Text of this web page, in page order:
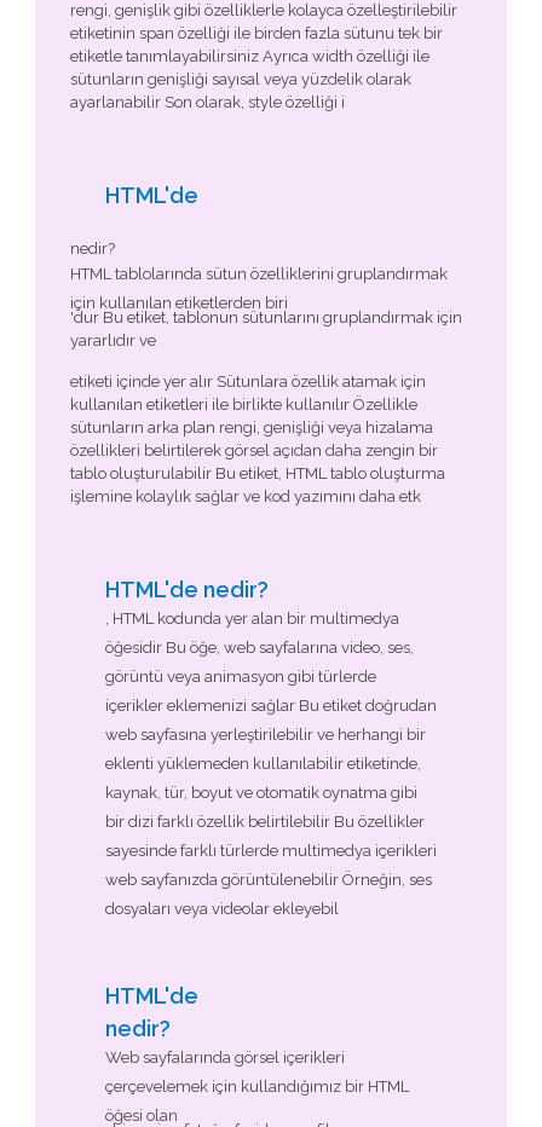
rengi, genişlik gibi özelliklerle kolayca özelleştirilebilir
etiketinin span özelliği ile birden fazla sütunu tek bir
etiketle tanımlayabilirsiniz Ayrıca width özelliği ile
sütunların genişliği sayısal veya yüzdelik olarak
ayarlanabilir Son olarak, style özelliği i
HTML'de
nedir?
HTML tablolarında sütun özelliklerini gruplandırmak
için kullanılan etiketlerden biri
'dur Bu etiket, tablonun sütunlarını gruplandırmak için
yararlıdır ve
etiketi içinde yer alır Sütunlara özellik atamak için
kullanılan etiketleri ile birlikte kullanılır Özellikle
sütunların arka plan rengi, genişliği veya hizalama
özellikleri belirtilerek görsel açıdan daha zengin bir
tablo oluşturulabilir Bu etiket, HTML tablo oluşturma
işlemine kolaylık sağlar ve kod yazımını daha etk
HTML'de nedir?
, HTML kodunda yer alan bir multimedya
öğesidir Bu öğe, web sayfalarına video, ses,
görüntü veya animasyon gibi türlerde
içerikler eklemenizi sağlar Bu etiket doğrudan
web sayfasına yerleştirilebilir ve herhangi bir
eklenti yüklemeden kullanılabilir etiketinde,
kaynak, tür, boyut ve otomatik oynatma gibi
bir dizi farklı özellik belirtilebilir Bu özellikler
sayesinde farklı türlerde multimedya içerikleri
web sayfanızda görüntülenebilir Örneğin, ses
dosyaları veya videolar ekleyebil
HTML'de
nedir?
Web sayfalarında görsel içerikleri
çerçevelemek için kullandığımız bir HTML
öğesi olan